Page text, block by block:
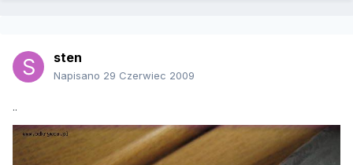
sten
Napisano 29 Czerwiec 2009
..